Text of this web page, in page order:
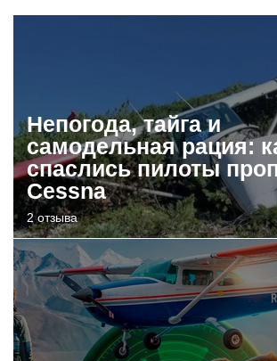
Непогода, тайга и
самодельная рация:
спаслись пилоты
Cessna
2 отзыва